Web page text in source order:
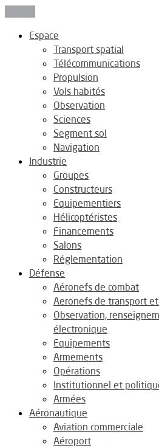
Espace
Transport spatial
Télécommunications
Propulsion
Vols habités
Observation
Sciences
Segment sol
Navigation
Industrie
Groupes
Constructeurs
Equipementiers
Hélicoptéristes
Financements
Salons
Réglementation
Défense
Aéronefs de combat
Aeronefs de transport
Observation,
électronique
Equipements
Armements
Opérations
Institutionnel et
Armées
Aéronautique
Aviation commerciale
Aéroport